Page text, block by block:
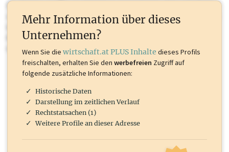
Sie momentan nicht einsehen können. Schalten Sie dieses Profil frei
oder loggen Sie sich ein um diese Inhalte zu sehen. wirtschaft.at PLUS
Marken, Patente, Rechtstatsachen, OTS-Aussendungen, und viele
mehr.
Mehr Information über dieses
Unternehmen?
Wenn Sie die wirtschaft.at PLUS Inhalte dieses Profils
freischalten, erhalten Sie den werbefreien Zugriff auf
folgende zusätzliche Informationen:
Historische Daten
Darstellung im zeitlichen Verlauf
Rechtstatsachen (1)
Weitere Profile an dieser Adresse